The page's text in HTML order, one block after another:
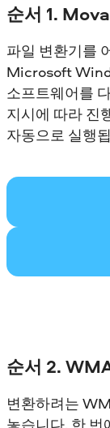
순서 1.
파일 변환기를
Microsoft
소프트웨어를
지시에 따라 진
자동으로 실행
순서 2.
변환하려는